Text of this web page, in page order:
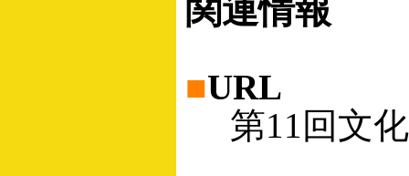
関連情報
■URL
第11回文化